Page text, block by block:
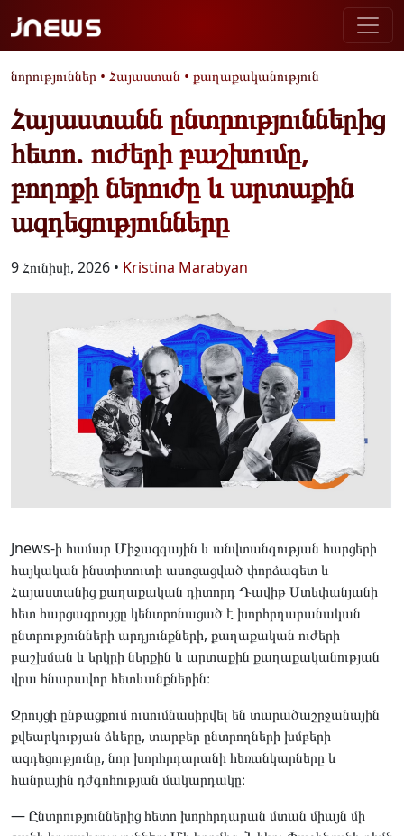
նորություններ • Հայաստան • քաղաքականություն
Հայաստանն ընտրություններից
հետո. ուժերի բաշխումը,
բողոքի ներուժը և արտաքին
ազդեցությունները
9 Հունիսի, 2026 • Kristina Marabyan
Jnews-ի համար Միջազգային և անվտանգության հարցերի
հայկական ինստիտուտի ասոցացված փորձագետ և
Հայաստանից քաղաքական դիտորդ Դավիթ Ստեփանյանի
հետ հարցազրույցը կենտրոնացած է խորհրդարանական
ընտրությունների արդյունքների, քաղաքական ուժերի
բաշխման և երկրի ներքին և արտաքին քաղաքականության
վրա հնարավոր հետևանքներին։
Զրույցի ընթացքում ուսումնասիրվել են տարածաշրջանային
քվեարկության ձևերը, տարբեր ընտրողների խմբերի
ազդեցությունը, նոր խորհրդարանի հեռանկարները և
հանրային դժգոհության մակարդակը։
— Ընտրություններից հետո խորհրդարան մտան միայն մի